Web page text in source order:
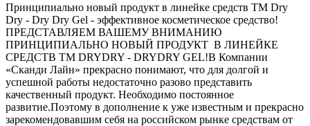
Принципиально новый продукт в линейке средств ТМ Dry
Dry - Dry Dry Gel - эффективное косметическое средство!
ПРЕДСТАВЛЯЕМ ВАШЕМУ ВНИМАНИЮ
ПРИНЦИПИАЛЬНО НОВЫЙ ПРОДУКТ В ЛИНЕЙКЕ
СРЕДСТВ ТМ DRYDRY - DRYDRY GEL!В Компании
«Сканди Лайн» прекрасно понимают, что для долгой и
успешной работы недостаточно разово представить
качественный продукт. Необходимо постоянное
развитие.Поэтому в дополнение к уже известным и прекрасно
зарекомендовавшим себя на российском рынке средствам от